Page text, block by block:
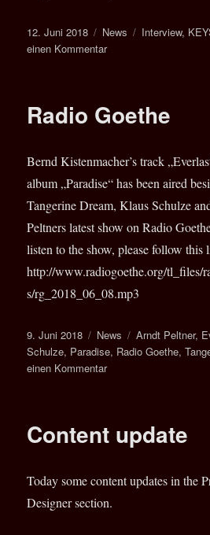
Veröffentlicht
am
12. Juni 2018 Kategorien
News Schlagwörter
Interview,
einen Kommentarzu
interview
Radio Goethe
Bernd Kistenmacher’s track
album „Paradise“ has been aired
Tangerine Dream, Klaus Schulze
Peltners latest show on Radio
listen to the show, please follow this
http://www.radiogoethe.org/tl_files/
s/rg_2018_06_08.mp3
Veröffentlicht
am
9. Juni 2018 Kategorien
News Schlagwörter
Arndt Peltner,
Schulze, Paradise, Radio Goethe,
einen Kommentarzu
Content update
Today some content updates in the
Designer section.